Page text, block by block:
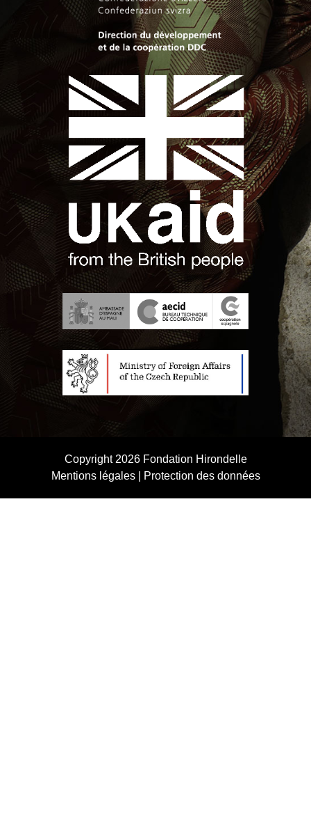
Copyright 2026 Fondation Hirondelle
Mentions légales| Protection des données